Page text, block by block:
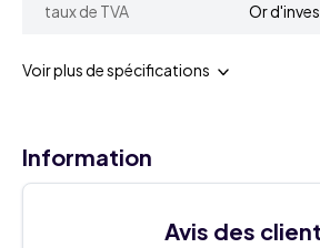
taux de TVA Or
Voir plus de spécifications
Information
Avis des